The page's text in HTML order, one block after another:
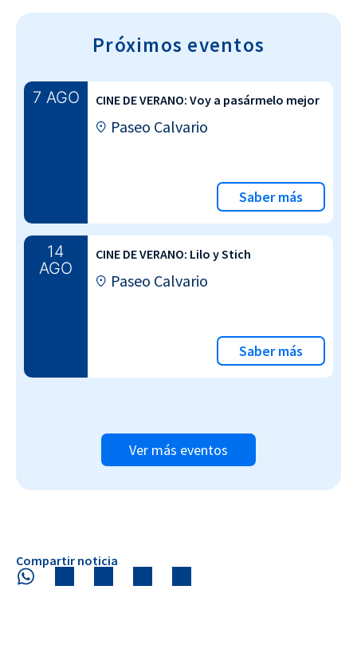
Próximos eventos
7 AGO CINE DE VERANO: Voy a pasármelo mejor
Paseo Calvario
Saber más
14
AGO
CINE DE VERANO: Lilo y Stich
Paseo Calvario
Saber más
Ver más eventos
Compartir noticia